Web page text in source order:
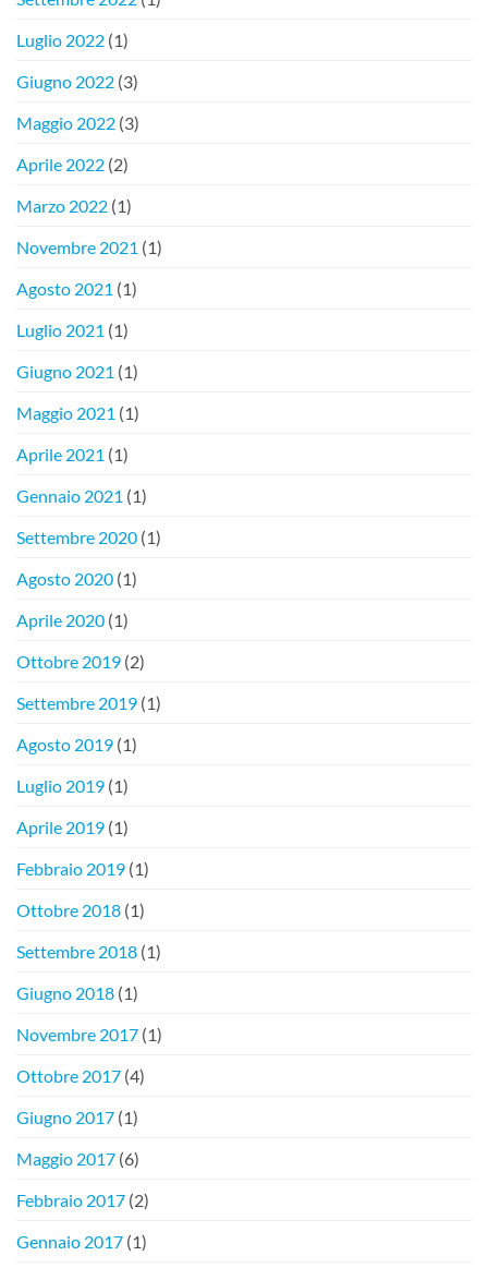
Luglio 2022 (1)
Giugno 2022 (3)
Maggio 2022 (3)
Aprile 2022 (2)
Marzo 2022 (1)
Novembre 2021 (1)
Agosto 2021 (1)
Luglio 2021 (1)
Giugno 2021 (1)
Maggio 2021 (1)
Aprile 2021 (1)
Gennaio 2021 (1)
Settembre 2020 (1)
Agosto 2020 (1)
Aprile 2020 (1)
Ottobre 2019 (2)
Settembre 2019 (1)
Agosto 2019 (1)
Luglio 2019 (1)
Aprile 2019 (1)
Febbraio 2019 (1)
Ottobre 2018 (1)
Settembre 2018 (1)
Giugno 2018 (1)
Novembre 2017 (1)
Ottobre 2017 (4)
Giugno 2017 (1)
Maggio 2017 (6)
Febbraio 2017 (2)
Gennaio 2017 (1)